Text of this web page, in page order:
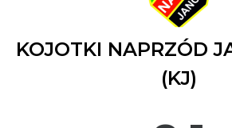
KOJOTKI NAPRZÓD
(KJ)